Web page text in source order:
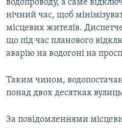
ІНФОГРАФІКА
ДОЛУЧАЙСЯ!
Усі сайти RFE/RL
водопроводу, а саме
нічний час, щоб
місцевих жителів.
що під час планового
аварію на водогоні на
Таким чином,
понад двох десятках
За повідомленнями